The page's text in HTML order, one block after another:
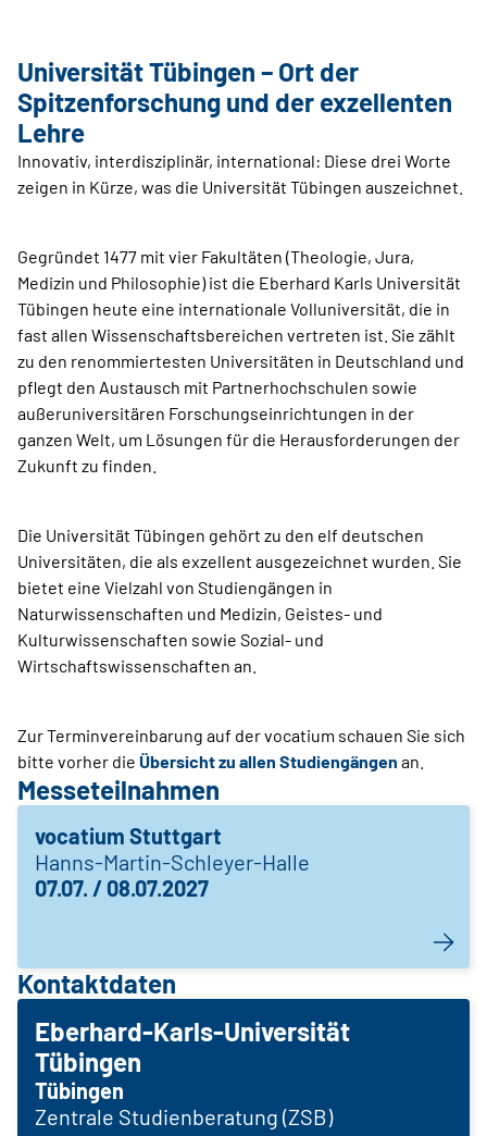
Universität Tübingen – Ort der
Spitzenforschung und der exzellenten
Lehre
Innovativ, interdisziplinär, international: Diese drei Worte
zeigen in Kürze, was die Universität Tübingen auszeichnet.
Gegründet 1477 mit vier Fakultäten (Theologie, Jura,
Medizin und Philosophie) ist die Eberhard Karls Universität
Tübingen heute eine internationale Volluniversität, die in
fast allen Wissenschaftsbereichen vertreten ist. Sie zählt
zu den renommiertesten Universitäten in Deutschland und
pflegt den Austausch mit Partnerhochschulen sowie
außeruniversitären Forschungseinrichtungen in der
ganzen Welt, um Lösungen für die Herausforderungen der
Zukunft zu finden.
Die Universität Tübingen gehört zu den elf deutschen
Universitäten, die als exzellent ausgezeichnet wurden. Sie
bietet eine Vielzahl von Studiengängen in
Naturwissenschaften und Medizin, Geistes- und
Kulturwissenschaften sowie Sozial- und
Wirtschaftswissenschaften an.
Zur Terminvereinbarung auf der vocatium schauen Sie sich
bitte vorher die Übersicht zu allen Studiengängen an.
Messeteilnahmen
vocatium Stuttgart
Hanns-Martin-Schleyer-Halle
07.07. / 08.07.2027
Kontaktdaten
Eberhard-Karls-Universität
Tübingen
Tübingen
Zentrale Studienberatung (ZSB)